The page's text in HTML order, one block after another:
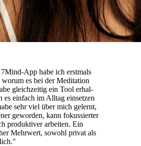
App habe ich erst­mals
worum es bei der Medi­ta­tion
gleich­zei­tig ein Tool erhal­
es ein­fach im Alltag ein­set­zen
sehr viel über mich gelernt,
gewor­den, kann fokus­sier­ter
pro­duk­ti­ver arbei­ten. Ein
Mehr­wert, sowohl privat als